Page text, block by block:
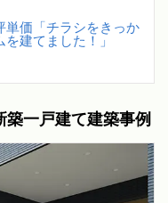
単価「チラシをきっか
建てました！」
築一戸建て建築事例